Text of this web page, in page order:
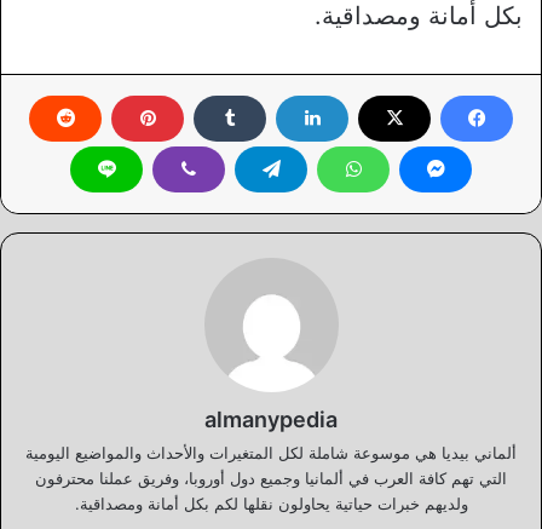
بكل أمانة ومصداقية.
almanypedia
ألماني بيديا هي موسوعة شاملة لكل المتغيرات والأحداث والمواضيع اليومية
التي تهم كافة العرب في ألمانيا وجميع دول أوروبا، وفريق عملنا محترفون
ولديهم خبرات حياتية يحاولون نقلها لكم بكل أمانة ومصداقية.